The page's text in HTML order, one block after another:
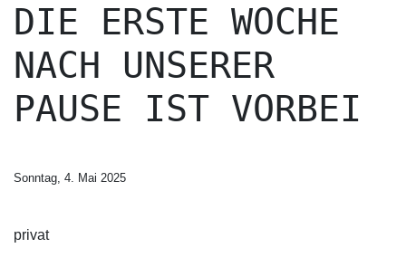
DIE ERSTE WOCHE
NACH UNSERER
PAUSE IST VORBEI
Sonntag, 4. Mai 2025
privat